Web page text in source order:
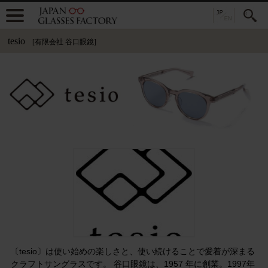
tesio [有限会社 谷口眼鏡]
〔tesio〕は使い始めの楽しさと、使い続けることで愛着が深まる
クラフトサングラスです。 谷口眼鏡は、1957 年に創業。1997年